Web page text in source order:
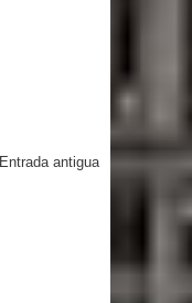
Entrada antigua